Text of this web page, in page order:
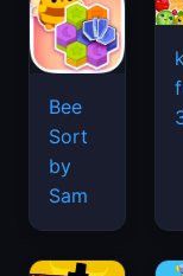
Bee
Sort
by
Sam